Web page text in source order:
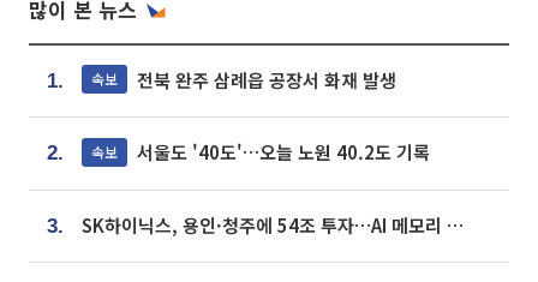
많이 본 뉴스
1. 속보 전북 완주 삼례읍 공장서 화재 발생
2. 속보 서울도 '40도'…오늘 노원 40.2도 기록
3. SK하이닉스, 용인·청주에 54조 투자…AI 메모리 생산기지 키운다